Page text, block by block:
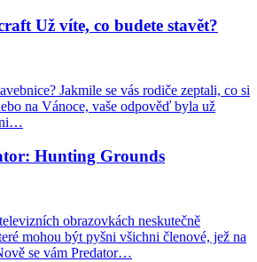
Už víte, co budete stavět?
Jakmile se vás rodiče zeptali, co si
na Vánoce, vaše odpověď byla už
Hunting Grounds
obrazovkách neskutečně
mohou být pyšni všichni členové, jež na
se vám Predator…